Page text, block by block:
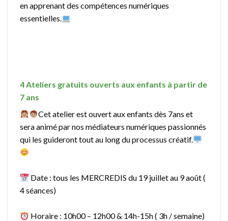
en apprenant des compétences numériques
essentielles.
4 Ateliers gratuits ouverts aux enfants à partir de
7 ans
Cet atelier est ouvert aux enfants dès 7ans et
sera animé par nos médiateurs numériques passionnés
qui les guideront tout au long du processus créatif.
Date : tous les MERCREDIS du 19 juillet au 9 août (
4 séances)
Horaire : 10h00 – 12h00 & 14h-15h ( 3h / semaine)